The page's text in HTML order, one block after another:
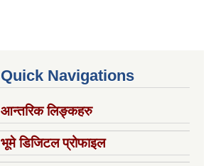
Quick Navigations
आन्तरिक लिङ्कहरु
भूमे डिजिटल प्रोफाइल